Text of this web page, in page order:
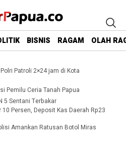
BISNIS RAGAM OLAH
Patroli 2×24 jam di Kota
Pemilu Ceria Tanah Papua
5 Sentani Terbakar
Persen, Deposit Kas Daerah Rp23
Amankan Ratusan Botol Miras